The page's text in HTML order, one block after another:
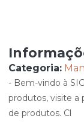
Categoria:
- Bem-vindo à
produtos, visite a
de produtos. Cl